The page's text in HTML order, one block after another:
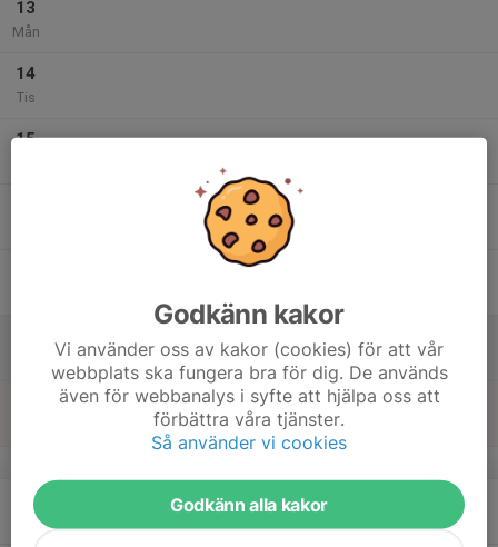
13
Mån
14
Tis
15
20
Mån
Godkänn kakor
Vi använder oss av kakor (cookies) för att vår
webbplats ska fungera bra för dig. De används
även för webbanalys i syfte att hjälpa oss att
förbättra våra tjänster.
Så använder vi cookies
Godkänn alla kakor